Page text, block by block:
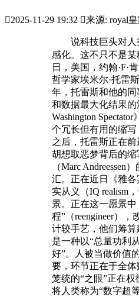
2025-11-29 19:32 来源: royal
说科技巨头对人类
感化。这不只不是
日，美国，约翰·F·
哲学家埃米尔·托雷
年，托雷斯和他的
和数据最大化结果
Washington
个冗长但有用的缩
之后，托雷斯正在
胡想取恶梦背后的
（Marc
汇。正在近日《雅
实从义（IQ realism
景。正在这一愿景
程”（reengineer）
计较手艺，他们筹
是一种以“总量功利
好”。人被当做价值
要，环节正在于全
笼统的“之眼”正在
将人类称为“数字超